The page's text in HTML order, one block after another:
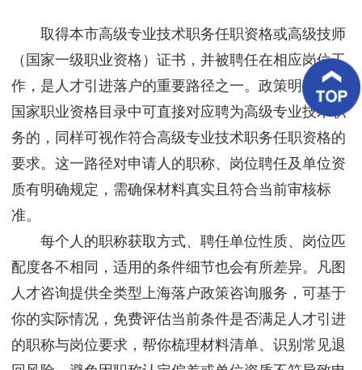
案
客
好
评
新
闻
资
联
系
我
们
取得本市高级专业技术职务任职资格或高级技师
（国家一级职业资格）证书，并被聘任在相应岗位工
作，是人才引进落户的重要路径之一。政策明确，若
国家职业资格目录中可直接对应聘为高级专业技术职
务的，同样可视作符合高级专业技术职务任职资格的
要求。这一路径对申请人的职称、岗位聘任及单位资
质有明确规定，需确保材料真实且符合当前审核标
准。
每个人的职称获取方式、聘任单位性质、岗位匹
配度各不相同，适用的条件细节也会有所差异。凡图
人才咨询提供全类型上海落户政策咨询服务，可基于
你的实际情况，免费评估当前条件是否满足人才引进
的职称与岗位要求，帮你梳理材料清单、识别常见退